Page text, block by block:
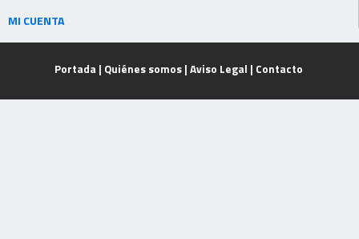
MI CUENTA
Portada | Quiénes somos| Aviso Legal | Contacto